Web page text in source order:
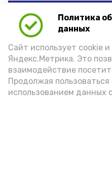
Политика
данных
Сайт использует cookie
Яндекс.Метрика. Это
взаимодействие
Продолжая
использованием данных
«Ремонтные
непрерывном
на проблемные
дорог уже
кубометров
Ранее